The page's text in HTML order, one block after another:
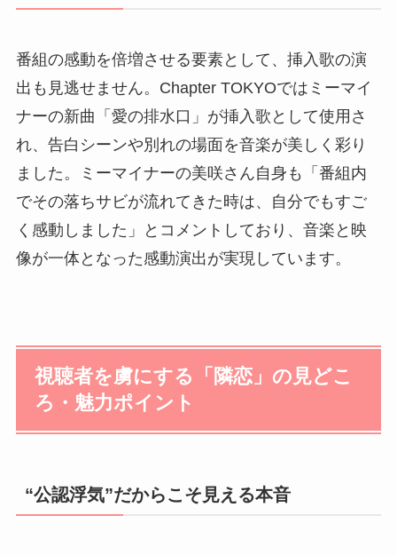
番組の感動を倍増させる要素として、挿入歌の演
出も見逃せません。Chapter TOKYOではミーマイ
ナーの新曲「愛の排水口」が挿入歌として使用さ
れ、告白シーンや別れの場面を音楽が美しく彩り
ました。ミーマイナーの美咲さん自身も「番組内
でその落ちサビが流れてきた時は、自分でもすご
く感動しました」とコメントしており、音楽と映
像が一体となった感動演出が実現しています。
視聴者を虜にする「隣恋」の見どこ
ろ・魅力ポイント
“公認浮気”だからこそ見える本音